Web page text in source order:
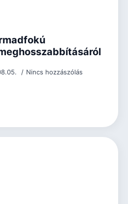
Nincs hozzászólás